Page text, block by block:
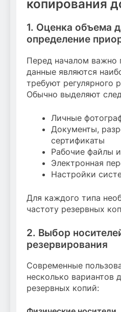
копирования
1. Оценка объема
определение
Перед началом важно
данные являются
требуют регулярного
Обычно выделяют
Личные
Документы,
сертификаты
Рабочие файлы
Электронная
Настройки
Для каждого типа
частоту резервных
2. Выбор
резервирования
Современные
несколько вариантов
резервных копий: